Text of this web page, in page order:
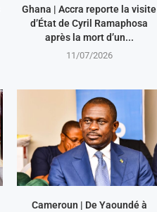
Ghana | Accra reporte la visite
d’État de Cyril Ramaphosa
après la mort d’un...
11/07/2026
Cameroun | De Yaoundé à